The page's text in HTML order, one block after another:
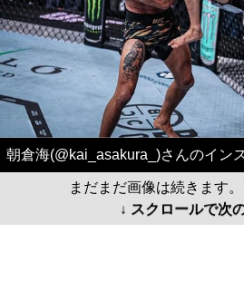
朝倉海(@kai_asakura_)さんのイン
まだまだ画像は続きます。
↓ スクロールで次